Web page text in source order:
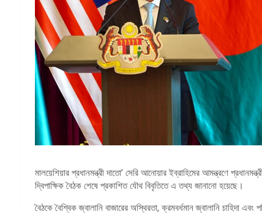
মালয়েশিয়ার প্রধানমন্ত্রী দাতো’ সেরি আনোয়ার ইব্রাহিমের আমন্ত্রণে
দ্বিপাক্ষিক বৈঠক শেষে প্রকাশিত যৌথ বিবৃতিতে এ তথ্য জানানো হয়েছে।
বৈঠকে বৈশ্বিক জ্বালানি বাজারের অস্থিরতা, ক্রমবর্ধমান জ্বালানি চাহিদা